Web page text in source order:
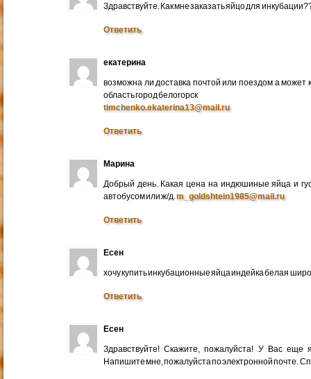
Здравствуйте. Как мне заказать яйцо для
Ответить
екатерина
возможна ли доставка почтой или поездом а
область город белогорск
timchenko.ekaterina13@mail.ru
Ответить
Марина
Добрый день. Какая цена на индюшиные яйца и
автобусом или ж/д.m_goldshtein1985@mail.ru
Ответить
Есен
хочу купить инкубационные яйца индейка белая
Ответить
Есен
Здравствуйте! Скажите, пожалуйста! У Вас еще
Напишите мне, пожалуйста по электронной почте.